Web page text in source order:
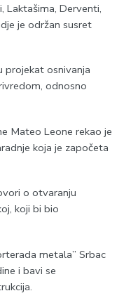
Laktašima, Derventi,
je održan susret
projekat osnivanja
odnosno
Mateo Leone rekao je
koja je započeta
o otvaranju
koji bi bio
metala” Srbac
i bavi se